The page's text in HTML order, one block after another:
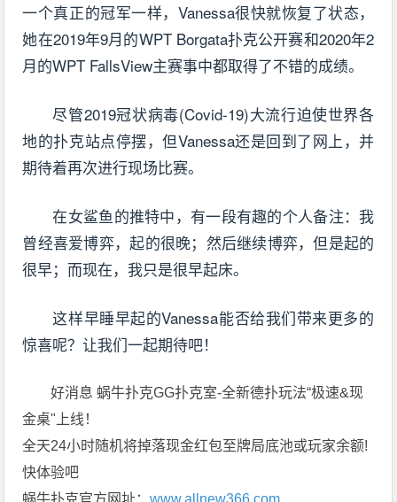
一个真正的冠军一样，Vanessa很快就恢复了状态，
她在2019年9月的WPT Borgata扑克公开赛和2020年2
月的WPT FallsView主赛事中都取得了不错的成绩。
尽管2019冠状病毒(Covid-19)大流行迫使世界各
地的扑克站点停摆，但Vanessa还是回到了网上，并
期待着再次进行现场比赛。
在女鲨鱼的推特中，有一段有趣的个人备注：我
曾经喜爱博弈，起的很晚；然后继续博弈，但是起的
很早；而现在，我只是很早起床。
这样早睡早起的Vanessa能否给我们带来更多的
惊喜呢？让我们一起期待吧！
好消息 蜗牛扑克GG扑克室-全新德扑玩法“极速&现
金桌"上线！
全天24小时随机将掉落现金红包至牌局底池或玩家余额!
快体验吧
蜗牛扑克官方网址：www.allnew366.com